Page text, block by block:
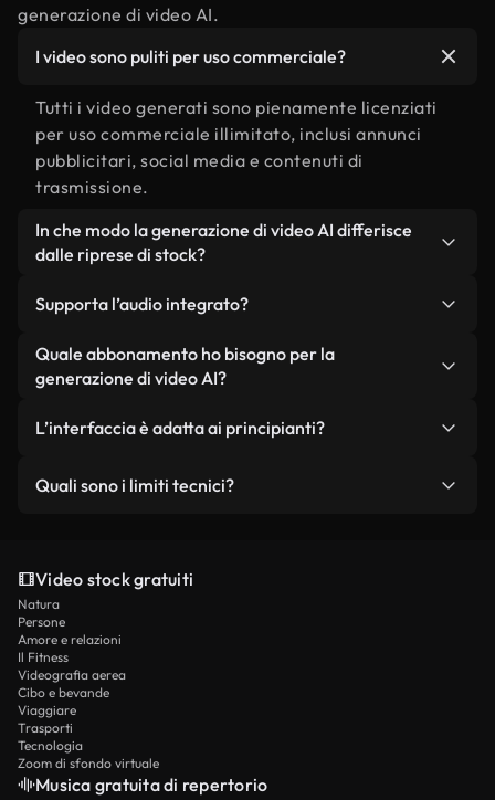
generazione di video AI.
I video sono puliti per uso commerciale?
Tutti i video generati sono pienamente licenziati
per uso commerciale illimitato, inclusi annunci
pubblicitari, social media e contenuti di
trasmissione.
In che modo la generazione di video AI differisce
dalle riprese di stock?
adattate esattamente alla tua visione creativa, a
differenza di cercare attraverso le librerie di stock
preesistenti. Offre flessibilità creativa illimitata e
contenuti unici, mai visti prima, senza vincoli di
licenza.
Supporta l’audio integrato?
Sì, Kling 3.0 4K può generare audio sincronizzato
che corrisponde naturalmente al movimento e
Quale abbonamento ho bisogno per la
generazione di video AI?
Plus, Pro e Ultimate. i membri Plus ottengono
ricevono crediti aumentati per il lavoro
L’interfaccia è adatta ai principianti?
richiede competenze tecniche o esperienza
lavoro tecnico.
Quali sono i limiti tecnici?
tentativi di generazione multipla. Questo
rappresenta l'attuale stato dell'arte nella
tecnologia video AI. La stragrande maggioranza
delle scene funziona magnificamente al primo
tentativo con risultati professionali immediati.
Video stock gratuiti
Natura
Persone
Amore e relazioni
Il Fitness
Videografia aerea
Cibo e bevande
Viaggiare
Trasporti
Tecnologia
Zoom di sfondo virtuale
Musica gratuita di repertorio